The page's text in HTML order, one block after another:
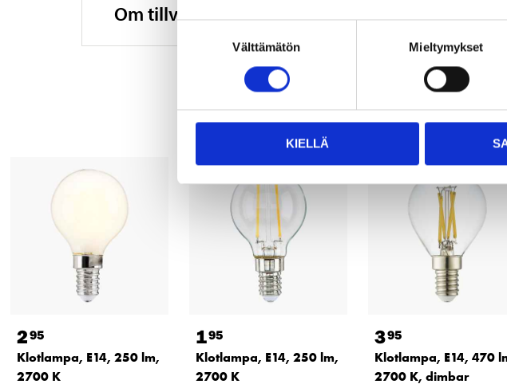
valinta
Välttämätön Mieltymykset
KIELLÄ
Antal
Om tillverkaren
Andra
295
Klotlampa, E14, 250 lm,
2700 K
195
Klotlampa, E14, 250 lm,
2700 K
395
Klotlampa, E14, 470
2700 K, dimbar